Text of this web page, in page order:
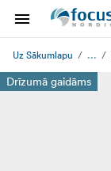
Uz Sākumlapu ...
Drīzumā gaidāms